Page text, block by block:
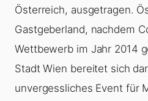
Österreich, ausgetragen.
Gastgeberland, nachdem
Wettbewerb im Jahr 2014
Stadt Wien bereitet sich
unvergessliches Event für